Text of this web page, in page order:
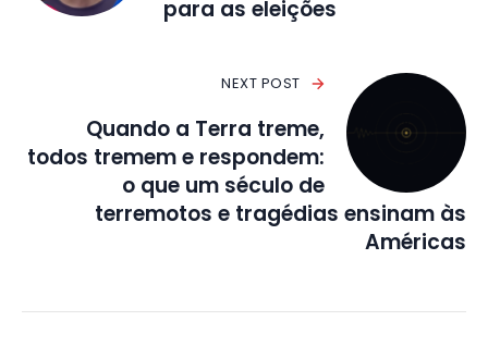
para as eleições
NEXT POST
Quando a Terra treme,
todos tremem e respondem:
o que um século de
terremotos e tragédias ensinam às
Américas